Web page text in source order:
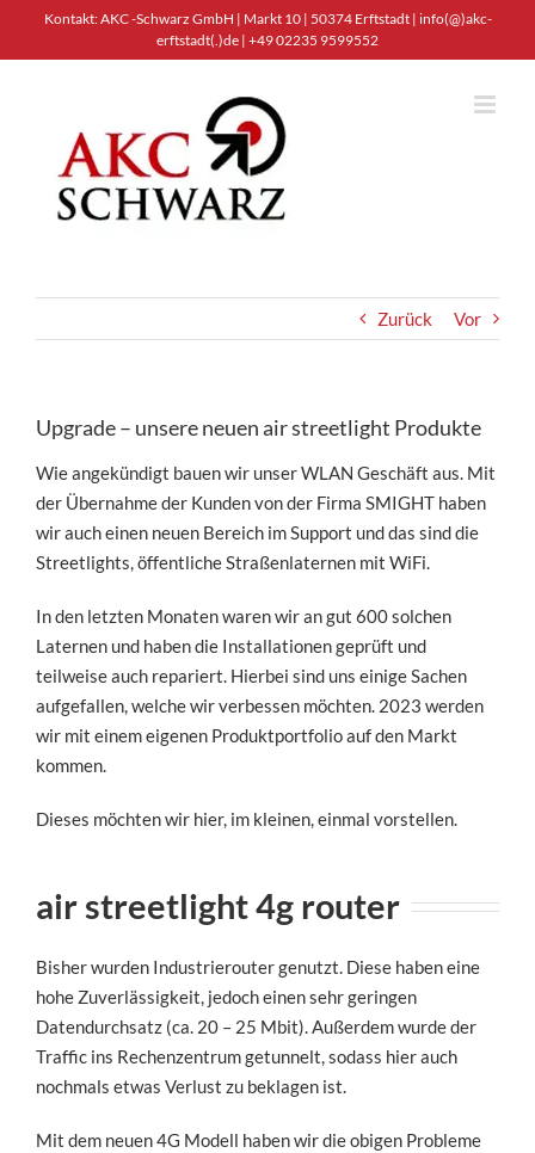
Kontakt: AKC -Schwarz GmbH | Markt 10 | 50374 Erftstadt | info(@)akc-
erftstadt(.)de | +49 02235 9599552
Zurück Vor
Upgrade – unsere neuen air streetlight Produkte
Wie angekündigt bauen wir unser WLAN Geschäft aus. Mit
der Übernahme der Kunden von der Firma SMIGHT haben
wir auch einen neuen Bereich im Support und das sind die
Streetlights, öffentliche Straßenlaternen mit WiFi.
In den letzten Monaten waren wir an gut 600 solchen
Laternen und haben die Installationen geprüft und
teilweise auch repariert. Hierbei sind uns einige Sachen
aufgefallen, welche wir verbessen möchten. 2023 werden
wir mit einem eigenen Produktportfolio auf den Markt
kommen.
Dieses möchten wir hier, im kleinen, einmal vorstellen.
air streetlight 4g router
Bisher wurden Industrierouter genutzt. Diese haben eine
hohe Zuverlässigkeit, jedoch einen sehr geringen
Datendurchsatz (ca. 20 – 25 Mbit). Außerdem wurde der
Traffic ins Rechenzentrum getunnelt, sodass hier auch
nochmals etwas Verlust zu beklagen ist.
Mit dem neuen 4G Modell haben wir die obigen Probleme